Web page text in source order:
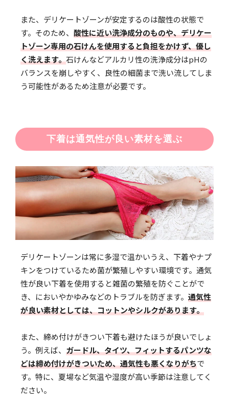
また、デリケートゾーンが安定するのは酸性の状態で
す。そのため、 酸性に近い洗浄成分のものや、デリケー
トゾーン専用の石けんを使用すると負担をかけず、優し
く洗えます。石けんなどアルカリ性の洗浄成分はpHの
バランスを崩しやすく、良性の細菌まで洗い流してしま
う可能性があるため注意が必要です。
下着は通気性が良い素材を選ぶ
デリケートゾーンは常に多湿で温かいうえ、下着やナプ
キンをつけているため菌が繁殖しやすい環境です。通気
性が良い下着を使用すると雑菌の繁殖を防ぐことがで
き、においやかゆみなどのトラブルを防ぎます。 通気性
が良い素材としては、コットンやシルクがあります。
また、締め付けがきつい下着も避けたほうが良いでしょ
う。例えば、 ガードル、タイツ、フィットするパンツな
どは締め付けがきついため、通気性も悪くなりがちで
す。特に、夏場など気温や湿度が高い季節は注意してく
ださい。